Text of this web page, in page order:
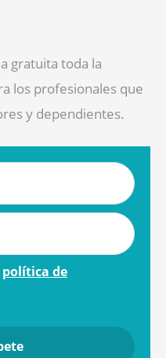
gratuita toda la
los profesionales que
y dependientes.
política de